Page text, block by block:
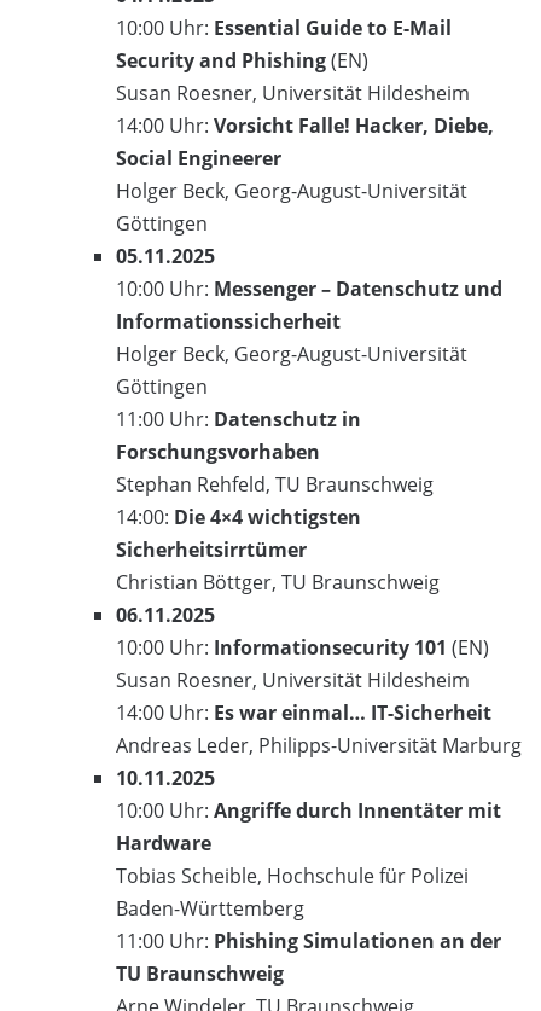
10:00 Uhr: Essential Guide to E-Mail
Security and Phishing(EN)
Susan Roesner, Universität Hildesheim
14:00 Uhr: Vorsicht Falle! Hacker, Diebe,
Social Engineerer
Holger Beck, Georg-August-Universität
Göttingen
05.11.2025
10:00 Uhr: Messenger – Datenschutz und
Informationssicherheit
Holger Beck, Georg-August-Universität
Göttingen
11:00 Uhr: Datenschutz in
Forschungsvorhaben
Stephan Rehfeld, TU Braunschweig
14:00: Die 4×4 wichtigsten
Sicherheitsirrtümer
Christian Böttger, TU Braunschweig
06.11.2025
10:00 Uhr: Informationsecurity 101 (EN)
Susan Roesner, Universität Hildesheim
14:00 Uhr: Es war einmal… IT-Sicherheit
Andreas Leder, Philipps-Universität Marburg
10.11.2025
10:00 Uhr: Angriffe durch Innentäter mit
Hardware
Tobias Scheible, Hochschule für Polizei
Baden-Württemberg
11:00 Uhr: Phishing Simulationen an der
TU Braunschweig
Arne Windeler, TU Braunschweig